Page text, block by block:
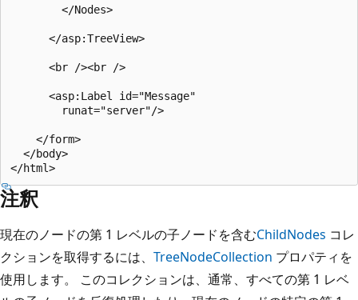
        </Nodes>
      </asp:TreeView>
      <br /><br />
      <asp:Label id="Message"
        runat="server"/>
    </form>
  </body>
注釈
現在のノードの第 1 レベルの子ノードを含むChildNodes コレ
クションを取得するには、 TreeNodeCollection プロパティを
使用します。 このコレクションは、通常、すべての第 1 レベ